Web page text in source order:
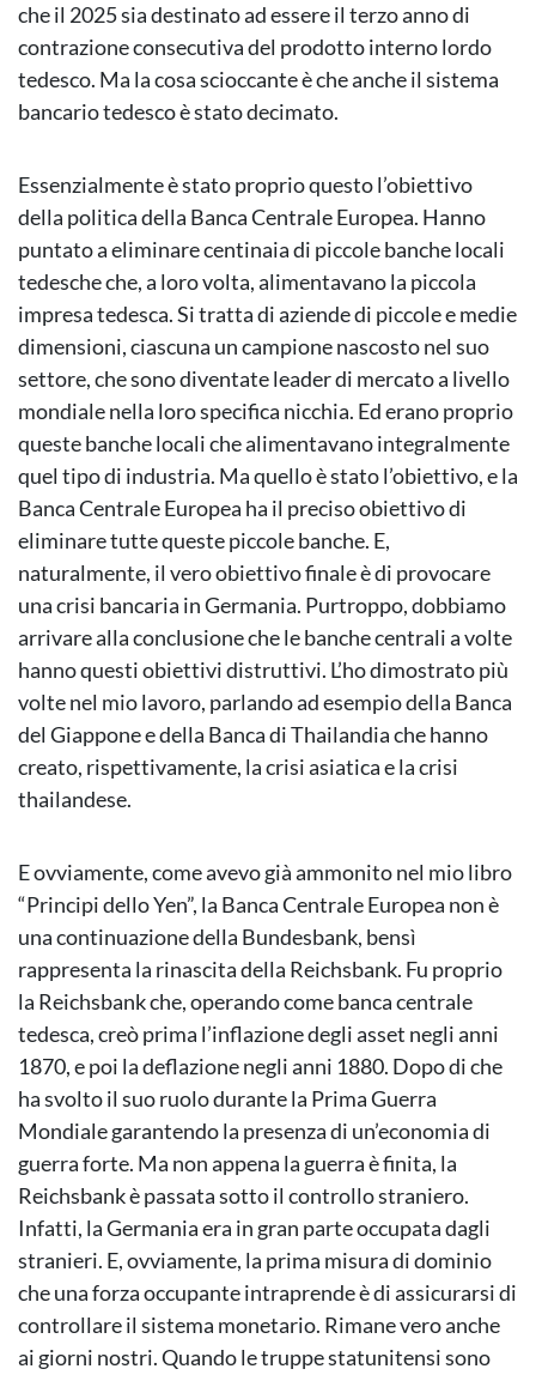
che il 2025 sia destinato ad essere il terzo anno di
contrazione consecutiva del prodotto interno lordo
tedesco. Ma la cosa scioccante è che anche il sistema
bancario tedesco è stato decimato.
Essenzialmente è stato proprio questo l’obiettivo
della politica della Banca Centrale Europea. Hanno
puntato a eliminare centinaia di piccole banche locali
tedesche che, a loro volta, alimentavano la piccola
impresa tedesca. Si tratta di aziende di piccole e medie
dimensioni, ciascuna un campione nascosto nel suo
settore, che sono diventate leader di mercato a livello
mondiale nella loro specifica nicchia. Ed erano proprio
queste banche locali che alimentavano integralmente
quel tipo di industria. Ma quello è stato l’obiettivo, e la
Banca Centrale Europea ha il preciso obiettivo di
eliminare tutte queste piccole banche. E,
naturalmente, il vero obiettivo finale è di provocare
una crisi bancaria in Germania. Purtroppo, dobbiamo
arrivare alla conclusione che le banche centrali a volte
hanno questi obiettivi distruttivi. L’ho dimostrato più
volte nel mio lavoro, parlando ad esempio della Banca
del Giappone e della Banca di Thailandia che hanno
creato, rispettivamente, la crisi asiatica e la crisi
thailandese.
E ovviamente, come avevo già ammonito nel mio libro
“Principi dello Yen”, la Banca Centrale Europea non è
una continuazione della Bundesbank, bensì
rappresenta la rinascita della Reichsbank. Fu proprio
la Reichsbank che, operando come banca centrale
tedesca, creò prima l’inflazione degli asset negli anni
1870, e poi la deflazione negli anni 1880. Dopo di che
ha svolto il suo ruolo durante la Prima Guerra
Mondiale garantendo la presenza di un’economia di
guerra forte. Ma non appena la guerra è finita, la
Reichsbank è passata sotto il controllo straniero.
Infatti, la Germania era in gran parte occupata dagli
stranieri. E, ovviamente, la prima misura di dominio
che una forza occupante intraprende è di assicurarsi di
controllare il sistema monetario. Rimane vero anche
ai giorni nostri. Quando le truppe statunitensi sono